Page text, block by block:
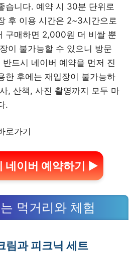
습니다. 예약 시 30분 단위로
후 이용 시간은 2~3시간으로
구매하면 2,000원 더 비쌀 뿐
이 불가능할 수 있으니 방문
드시 네이버 예약을 먼저 진
한 후에는 재입장이 불가능하
, 산책, 사진 촬영까지 모두 마
.
로가기
네이버 예약하기 ▶
먹거리와 체험
림과 피크닉 세트